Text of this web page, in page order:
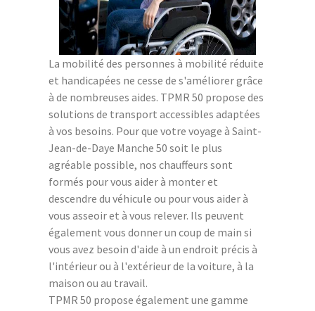
La mobilité des personnes à mobilité réduite
et handicapées ne cesse de s'améliorer grâce
à de nombreuses aides. TPMR 50 propose des
solutions de transport accessibles adaptées
à vos besoins. Pour que votre voyage à Saint-
Jean-de-Daye Manche 50 soit le plus
agréable possible, nos chauffeurs sont
formés pour vous aider à monter et
descendre du véhicule ou pour vous aider à
vous asseoir et à vous relever. Ils peuvent
également vous donner un coup de main si
vous avez besoin d'aide à un endroit précis à
l'intérieur ou à l'extérieur de la voiture, à la
maison ou au travail.
TPMR 50 propose également une gamme